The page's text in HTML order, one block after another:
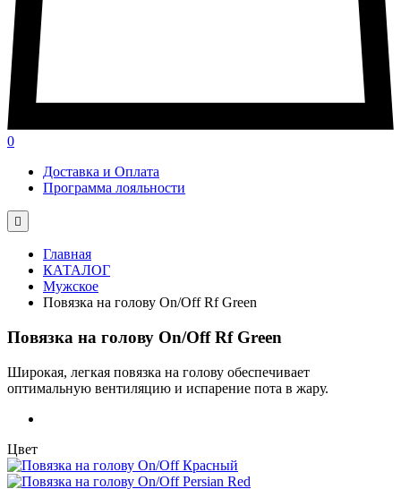
0
Доставка и Оплата
Программа лояльности

Главная
КАТАЛОГ
Мужское
Повязка на голову On/Off Rf Green
Повязка на голову On/Off Rf Green
Широкая, легкая повязка на голову обеспечивает
оптимальную вентиляцию и испарение пота в жару.
Цвет